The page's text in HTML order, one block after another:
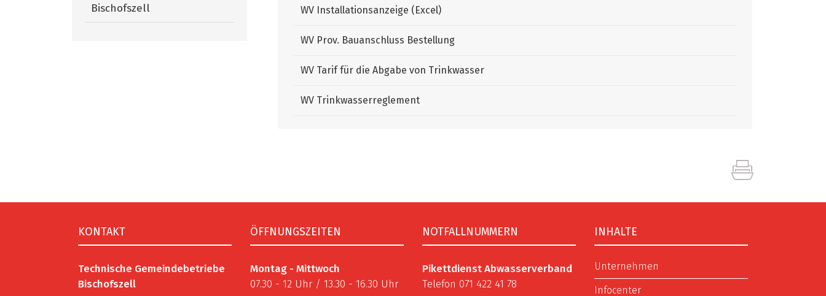
Bischofszell
WV Installationsanzeige (Excel)
WV Prov. Bauanschluss Bestellung
WV Tarif für die Abgabe von Trinkwasser
WV Trinkwasserreglement
Fusszeile
KONTAKT
Technische Gemeindebetriebe
Bischofszell
ÖFFNUNGSZEITEN
Montag - Mittwoch
07.30 - 12 Uhr / 13.30 - 16.30 Uhr
NOTFALLNUMMERN
Pikettdienst Abwasserverband
Telefon 071 422 41 78
INHALTE
Unternehmen
Infocenter